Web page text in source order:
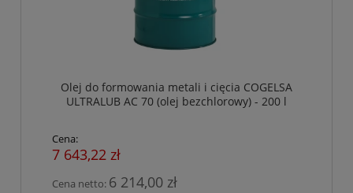
Olej do formowania metali i cięcia COGELSA
ULTRALUB AC 70 (olej bezchlorowy) - 200 l
Cena:
7 643,22 zł
Cena netto: 6 214,00 zł